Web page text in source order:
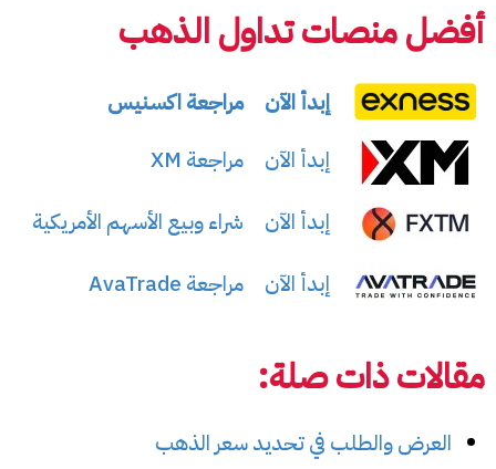
أفضل منصات تداول الذهب
إبدأ الآن
مراجعة اكسنيس
إبدأ الآن
مراجعة XM
إبدأ الآن
شراء وبيع الأسهم الأمريكية
إبدأ الآن
مراجعة AvaTrade
مقالات ذات صلة:
العرض والطلب في تحديد سعر الذهب